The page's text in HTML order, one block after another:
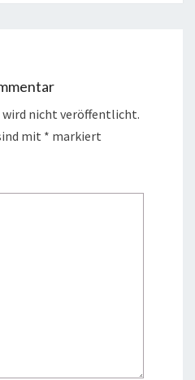
wird nicht veröffentlicht.
mit * markiert